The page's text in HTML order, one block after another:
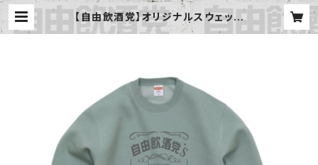
【自由飲酒党】オリジナルスウェット
〈スモーキーグリーン〉 | 自由飲酒